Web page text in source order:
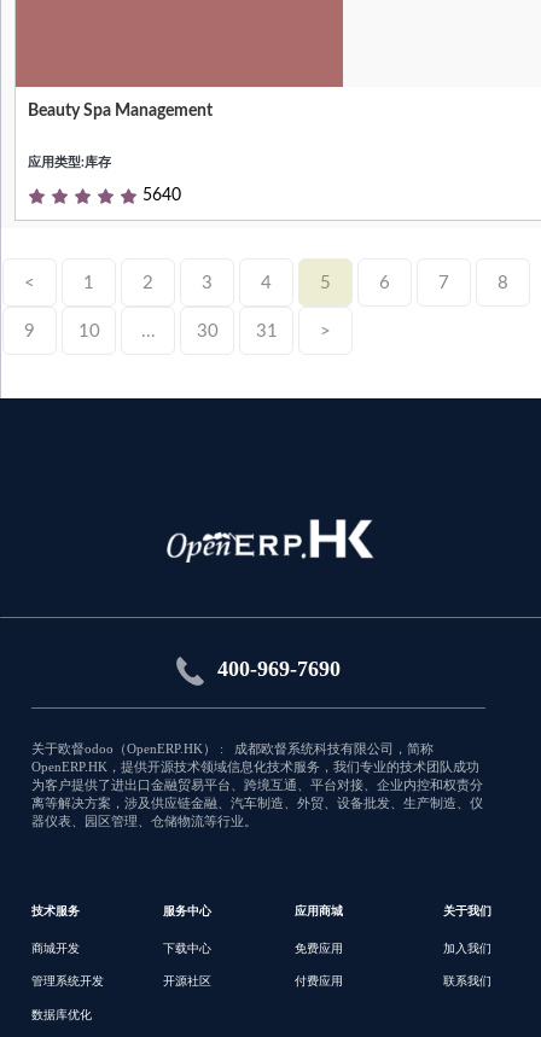
Beauty Parlour Management with Online
Beauty Spa Management
应用类型:库存
5640
5904
< 1 2 3 4 5 6 7 8
9 10 ... 30 31 >
400-969-7690
关于欧督odoo（OpenERP.HK） : 成都欧督系统科技有限公司，简称
OpenERP.HK，提供开源技术领域信息化技术服务，我们专业的技术团队成功
为客户提供了进出口金融贸易平台、跨境互通、平台对接、企业内控和权责分
离等解决方案，涉及供应链金融、汽车制造、外贸、设备批发、生产制造、仪
器仪表、园区管理、仓储物流等行业。
技术服务
商城开发
管理系统开发
数据库优化
服务中心
下载中心
开源社区
应用商城
免费应用
付费应用
关于我们
加入我们
联系我们